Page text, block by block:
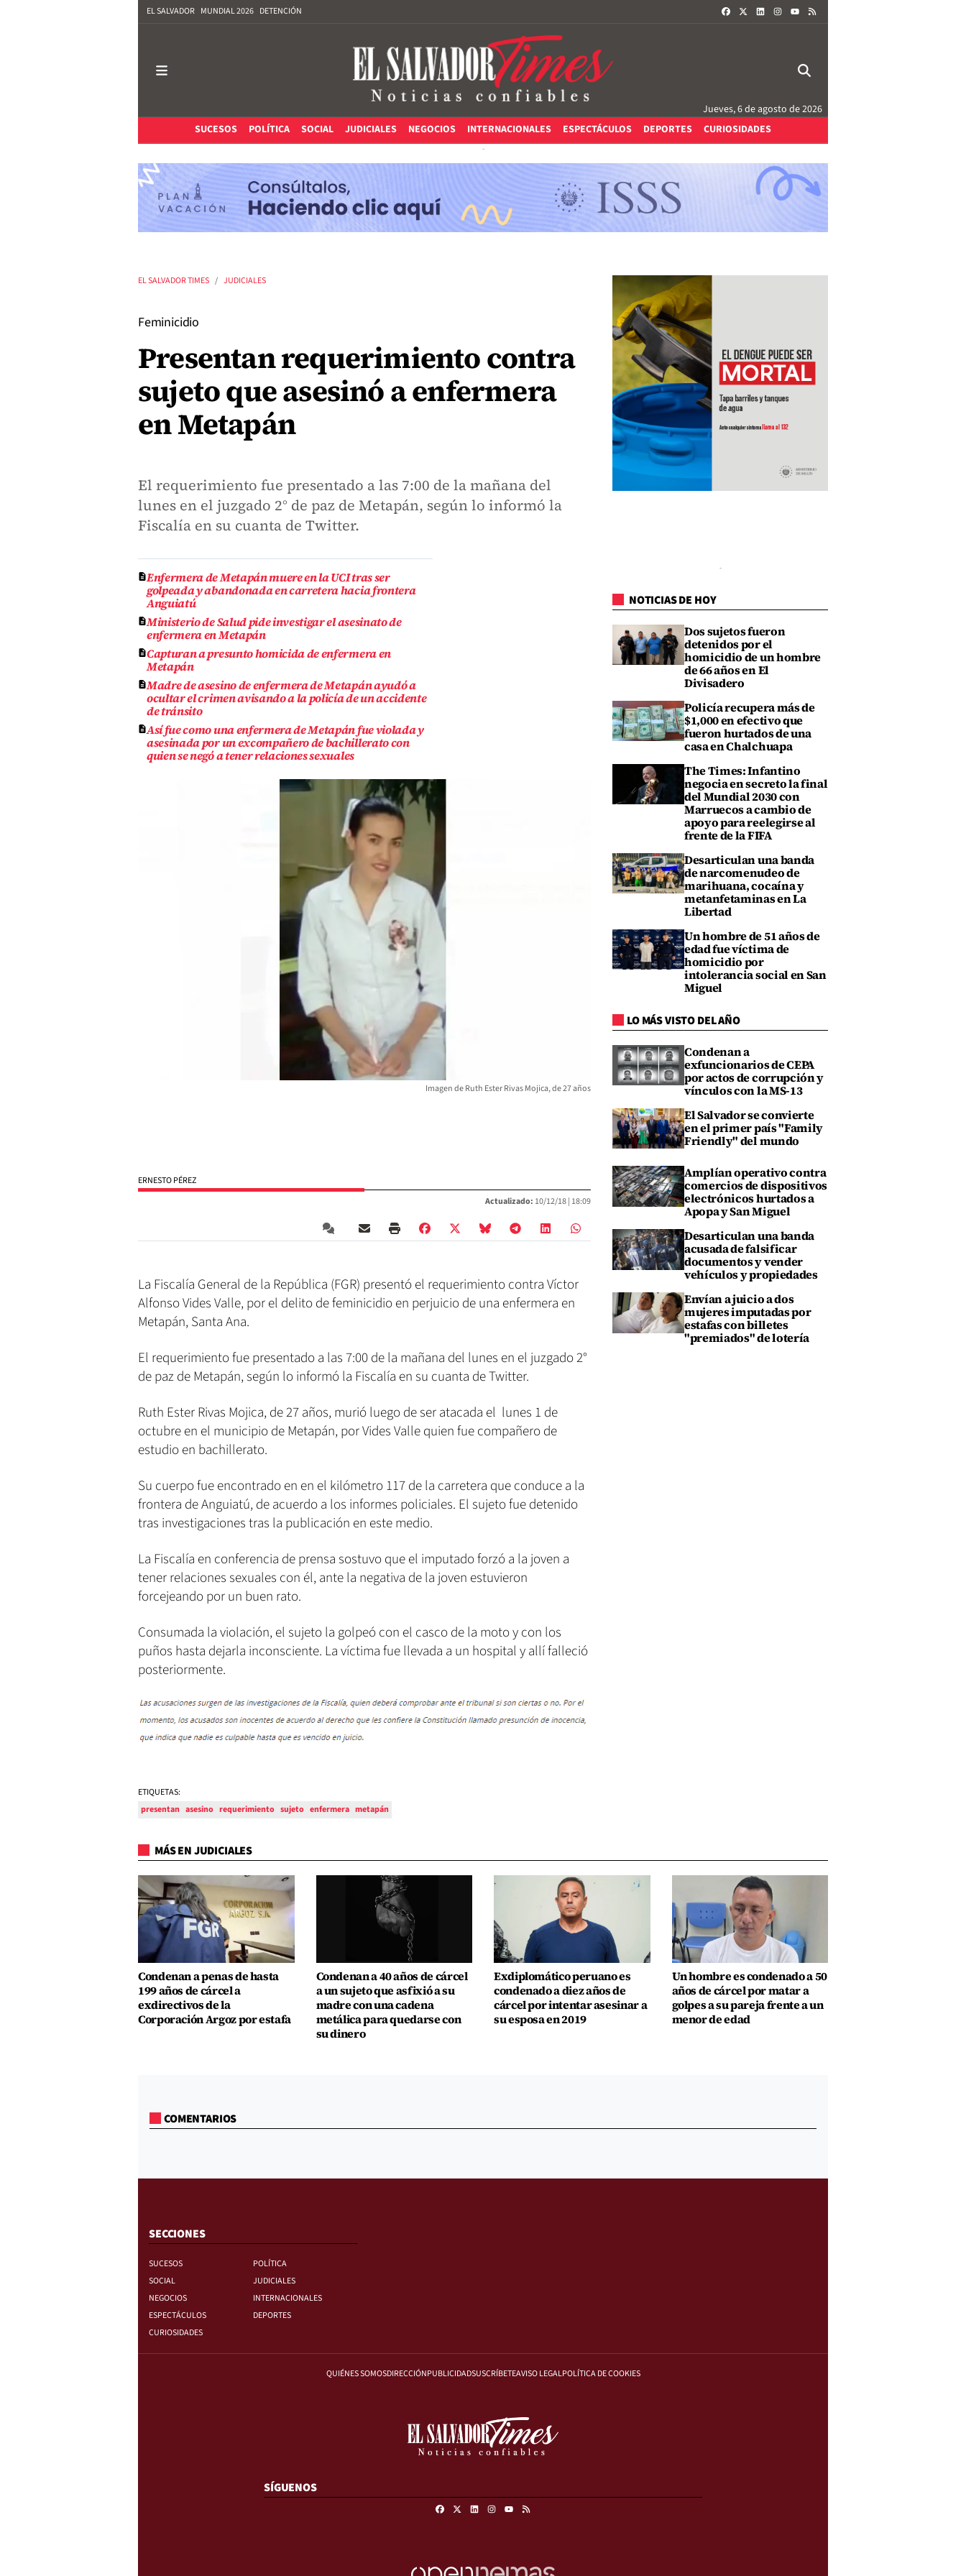
EL SALVADOR MUNDIAL 2026 DETENCIÓN FACEBOOKLINKEDININSTAGRAM
Jueves, 6 de agosto de 2026
SUCESOS
POLÍTICA SOCIAL JUDICIALES NEGOCIOS INTERNACIONALES ESPECTÁCULOS DEPORTES CURIOSIDADES
EL SALVADOR TIMES JUDICIALES
Feminicidio
Presentan requerimiento contra
sujeto que asesinó a enfermera
en Metapán
El requerimiento fue presentado a las 7:00 de la mañana del
lunes en el juzgado 2° de paz de Metapán, según lo informó la
Fiscalía en su cuanta de Twitter.
Enfermera de Metapán muere en la UCI tras ser
golpeada y abandonada en carretera hacia frontera
Anguiatú
Ministerio de Salud pide investigar el asesinato de
enfermera en Metapán
Capturan a presunto homicida de enfermera en
Metapán
Madre de asesino de enfermera de Metapán ayudó a
ocultar el crimen avisando a la policía de un accidente
de tránsito
Así fue como una enfermera de Metapán fue violada y
asesinada por un excompañero de bachillerato con
quien se negó a tener relaciones sexuales
Imagen de Ruth Ester Rivas Mojica, de 27 años
ERNESTO PÉREZ
Actualizado: 10/12/18 | 18:09
La Fiscalía General de la República (FGR) presentó el requerimiento contra Víctor
Alfonso Vides Valle, por el delito de feminicidio en perjuicio de una enfermera en
Metapán, Santa Ana.
El requerimiento fue presentado a las 7:00 de la mañana del lunes en el juzgado 2°
de paz de Metapán, según lo informó la Fiscalía en su cuanta de Twitter.
Ruth Ester Rivas Mojica, de 27 años, murió luego de ser atacada el lunes 1 de
octubre en el municipio de Metapán, por Vides Valle quien fue compañero de
estudio en bachillerato.
Su cuerpo fue encontrado en en el kilómetro 117 de la carretera que conduce a la
frontera de Anguiatú, de acuerdo a los informes policiales. El sujeto fue detenido
tras investigaciones tras la publicación en este medio.
La Fiscalía en conferencia de prensa sostuvo que el imputado forzó a la joven a
tener relaciones sexuales con él, ante la negativa de la joven estuvieron
forcejeando por un buen rato.
Consumada la violación, el sujeto la golpeó con el casco de la moto y con los
puños hasta dejarla inconsciente. La víctima fue llevada a un hospital y allí falleció
posteriormente.
ETIQUETAS:
presentan asesino requerimiento sujeto enfermera metapán
NOTICIAS DE HOY
Dos sujetos fueron
detenidos por el
homicidio de un hombre
de 66 años en El
Divisadero
Policía recupera más de
$1,000 en efectivo que
fueron hurtados de una
casa en Chalchuapa
The Times: Infantino
negocia en secreto la final
del Mundial 2030 con
Marruecos a cambio de
apoyo para reelegirse al
frente de la FIFA
Desarticulan una banda
de narcomenudeo de
marihuana, cocaína y
metanfetaminas en La
Libertad
Un hombre de 51 años de
edad fue víctima de
homicidio por
intolerancia social en San
Miguel
LO MÁS VISTO DEL AÑO
Condenan a
exfuncionarios de CEPA
por actos de corrupción y
vínculos con la MS-13
El Salvador se convierte
en el primer país "Family
Friendly" del mundo
Amplían operativo contra
comercios de dispositivos
electrónicos hurtados a
Apopa y San Miguel
Desarticulan una banda
acusada de falsificar
documentos y vender
vehículos y propiedades
Envían a juicio a dos
mujeres imputadas por
estafas con billetes
"premiados" de lotería
MÁS EN JUDICIALES
Condenan a penas de hasta
199 años de cárcel a
exdirectivos de la
Corporación Argoz por estafa
Condenan a 40 años de cárcel
a un sujeto que asfixió a su
madre con una cadena
metálica para quedarse con
su dinero
Exdiplomático peruano es
condenado a diez años de
cárcel por intentar asesinar a
su esposa en 2019
Un hombre es condenado a 50
años de cárcel por matar a
golpes a su pareja frente a un
menor de edad
COMENTARIOS
SECCIONES
SUCESOS
POLÍTICA
SOCIAL
JUDICIALES
NEGOCIOS
INTERNACIONALES
ESPECTÁCULOS
DEPORTES
CURIOSIDADES
QUIÉNES SOMOSDIRECCIÓNPUBLICIDADSUSCRÍBETEAVISO LEGALPOLÍTICA DE COOKIES
SÍGUENOS
FacebookLinkedinInstagram